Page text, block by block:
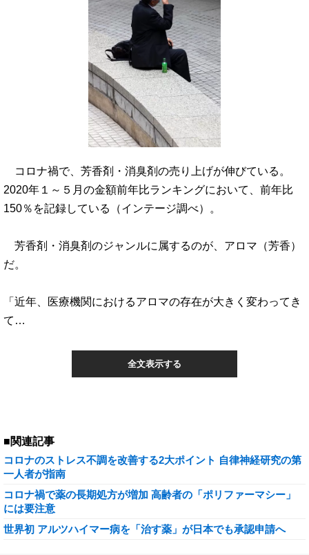
コロナ禍で、芳香剤・消臭剤の売り上げが伸びている。
2020年１～５月の金額前年比ランキングにおいて、前年比
150％を記録している（インテージ調べ）。
芳香剤・消臭剤のジャンルに属するのが、アロマ（芳香）
だ。
「近年、医療機関におけるアロマの存在が大きく変わってき
て…
全文表示する
■関連記事
コロナのストレス不調を改善する2大ポイント 自律神経研究の第
一人者が指南
コロナ禍で薬の長期処方が増加 高齢者の「ポリファーマシー」
には要注意
世界初 アルツハイマー病を「治す薬」が日本でも承認申請へ